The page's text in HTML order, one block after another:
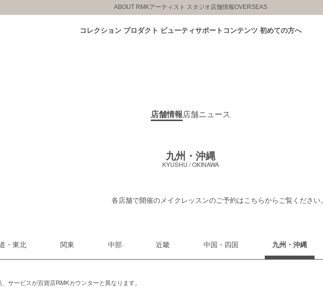
ABOUT RMKアーティスト スタジオ店舗情報OVERSEAS
コレクション プロダクト ビューティサポートコンテンツ 初めての方へ
店舗情報店舗ニュース
九州・沖縄
KYUSHU / OKINAWA
各店舗で開催のメイクレッスンのご予約はこちらからご覧ください。
・東北 関東 中部 近畿 中国・四国 九州・沖縄
サービスが百貨店RMKカウンターと異なります。